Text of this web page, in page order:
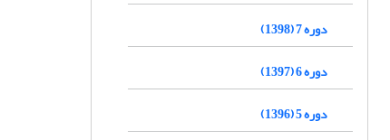
دوره 7 (1398)
دوره 6 (1397)
دوره 5 (1396)